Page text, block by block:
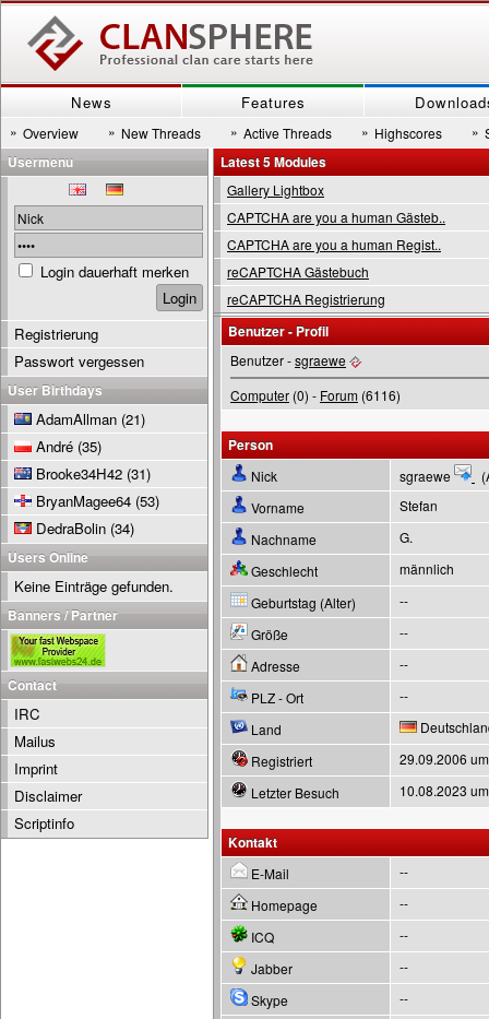
News Features
» Overview » New Threads » Active Threads » Highscores »
Latest 5 Modules
Gallery Lightbox
CAPTCHA are you a human Gästeb..
CAPTCHA are you a human Regist..
reCAPTCHA Gästebuch
reCAPTCHA Registrierung
Benutzer - Profil
Benutzer -sgraewe
Computer (0) - Forum (6116)
Person
Nick sgraewe
Vorname
Stefan
Nachname
G.
Geschlecht
männlich
Geburtstag (Alter)
--
Größe
--
Adresse
--
PLZ - Ort
--
Land
Registriert
29.09.2006
Letzter Besuch
10.08.2023
Kontakt
E-Mail
--
Homepage
--
ICQ
--
Jabber
--
Skype
--
Usermenu
Login dauerhaft merken
Registrierung
Passwort vergessen
User Birthdays
AdamAllman (21)
André (35)
Brooke34H42 (31)
BryanMagee64 (53)
DedraBolin (34)
Users Online
Keine Einträge gefunden.
Banners / Partner
Contact
IRC
Mailus
Imprint
Disclaimer
Scriptinfo